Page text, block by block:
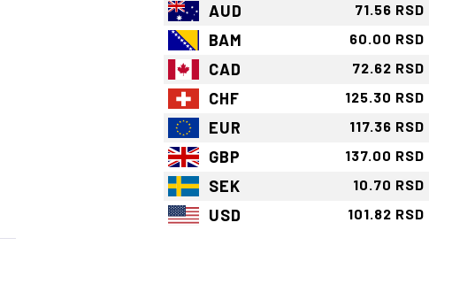
AUD 71.56 RSD
BAM 60.00 RSD
CAD 72.62 RSD
CHF 125.30 RSD
EUR 117.36 RSD
GBP 137.00 RSD
SEK 10.70 RSD
USD 101.82 RSD